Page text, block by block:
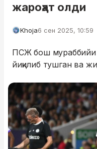
жароҳат олди
Khoja6 сен 2025, 10:59
ПСЖ бош мураббийи
йиқилиб тушган ва